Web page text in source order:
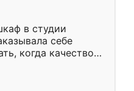
в студии
себе
когда качеством
кухня уже почти